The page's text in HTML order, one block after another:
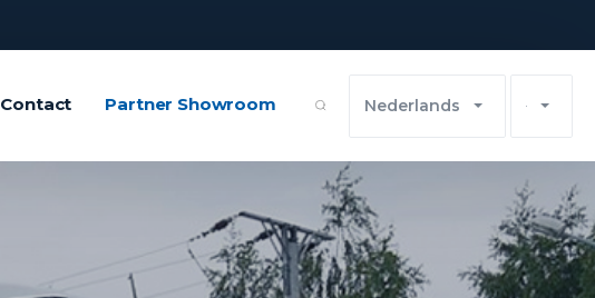
Contact Partner Showroom Nederlands